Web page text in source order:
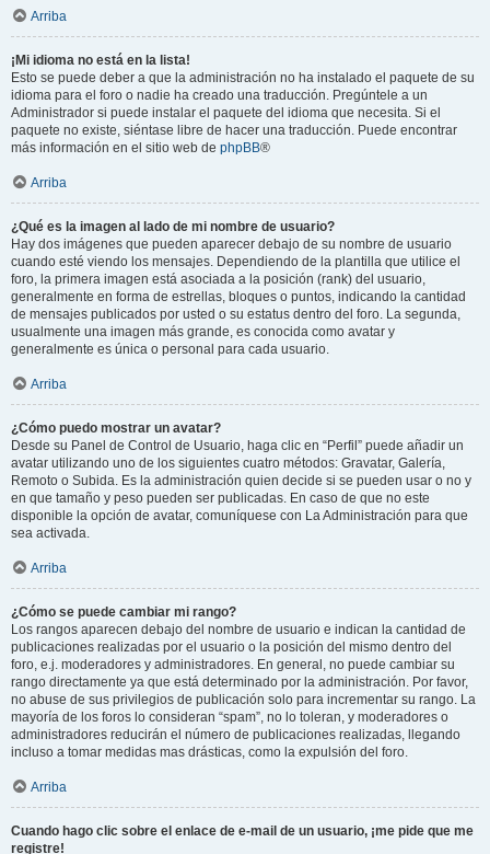
Arriba
¡Mi idioma no está en la lista!
Esto se puede deber a que la administración no ha instalado el paquete de su
idioma para el foro o nadie ha creado una traducción. Pregúntele a un
Administrador si puede instalar el paquete del idioma que necesita. Si el
paquete no existe, siéntase libre de hacer una traducción. Puede encontrar
más información en el sitio web de phpBB®
Arriba
¿Qué es la imagen al lado de mi nombre de usuario?
Hay dos imágenes que pueden aparecer debajo de su nombre de usuario
cuando esté viendo los mensajes. Dependiendo de la plantilla que utilice el
foro, la primera imagen está asociada a la posición (rank) del usuario,
generalmente en forma de estrellas, bloques o puntos, indicando la cantidad
de mensajes publicados por usted o su estatus dentro del foro. La segunda,
usualmente una imagen más grande, es conocida como avatar y
generalmente es única o personal para cada usuario.
Arriba
¿Cómo puedo mostrar un avatar?
Desde su Panel de Control de Usuario, haga clic en “Perfil” puede añadir un
avatar utilizando uno de los siguientes cuatro métodos: Gravatar, Galería,
Remoto o Subida. Es la administración quien decide si se pueden usar o no y
en que tamaño y peso pueden ser publicadas. En caso de que no este
disponible la opción de avatar, comuníquese con La Administración para que
sea activada.
Arriba
¿Cómo se puede cambiar mi rango?
Los rangos aparecen debajo del nombre de usuario e indican la cantidad de
publicaciones realizadas por el usuario o la posición del mismo dentro del
foro, e.j. moderadores y administradores. En general, no puede cambiar su
rango directamente ya que está determinado por la administración. Por favor,
no abuse de sus privilegios de publicación solo para incrementar su rango. La
mayoría de los foros lo consideran “spam”, no lo toleran, y moderadores o
administradores reducirán el número de publicaciones realizadas, llegando
incluso a tomar medidas mas drásticas, como la expulsión del foro.
Arriba
Cuando hago clic sobre el enlace de e-mail de un usuario, ¡me pide que me
registre!